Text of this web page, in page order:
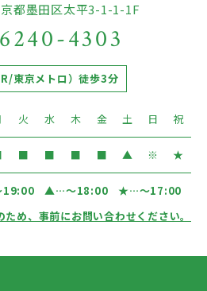
都墨田区太平3-1-1-1F
4303
東京メトロ）徒歩3分
火 水 木 金 土 日 祝
■ ■ ■ ■ ▲ ※ ★
▲…〜18:00 ★…〜17:00
め、事前にお問い合わせください。